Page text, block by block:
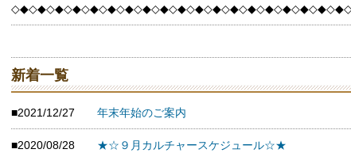
新着一覧
■2021/12/27 年末年始のご案内
■2020/08/28 ★☆９月カルチャースケジュール☆★